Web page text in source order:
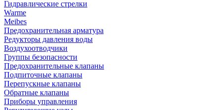
Гидравлические стрелки
Warme
Meibes
Предохранительная арматура
Редукторы давления воды
Воздухоотводчики
Группы безопасности
Предохранительные клапаны
Подпиточные клапаны
Перепускные клапаны
Обратные клапаны
Приборы управления